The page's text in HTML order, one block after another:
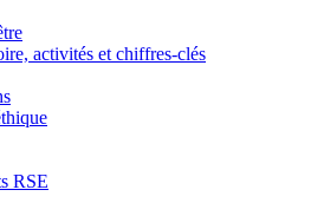
activités et chiffres-clés
RSE